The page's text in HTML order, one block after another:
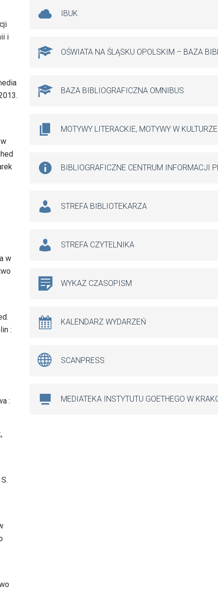
i
w
:
:
IBUK
OŚWIATA NA ŚLĄSKU OPOLSKIM – BAZA
BAZA BIBLIOGRAFICZNA OMNIBUS
MOTYWY LITERACKIE, MOTYWY W KULTURZE
BIBLIOGRAFICZNE CENTRUM INFORMACJI
STREFA BIBLIOTEKARZA
STREFA CZYTELNIKA
WYKAZ CZASOPISM
KALENDARZ WYDARZEŃ
SCANPRESS
MEDIATEKA INSTYTUTU GOETHEGO W